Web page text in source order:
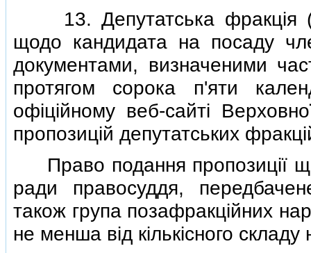
13. Депутатська фракцiя
щодо кандидата на посаду
документами, визначеними
протягом сорока п'яти
офiцiйному веб-сайтi
пропозицiй депутатських
Право подання пропозицiї
ради правосуддя,
також група позафракцiйних
не менша вiд кiлькiсного складу